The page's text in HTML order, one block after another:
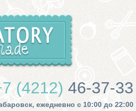
(4212) 46-37-33
ежедневно с 10:00 до 22:00